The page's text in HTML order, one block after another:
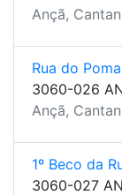
Ançã,
Rua do
3060-026
Ançã,
1º Beco da
3060-027